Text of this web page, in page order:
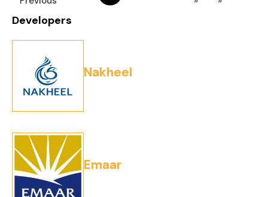
Developers
Nakheel
Emaar